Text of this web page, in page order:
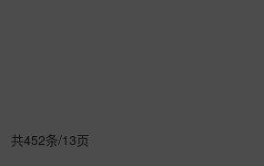
共452条/13页